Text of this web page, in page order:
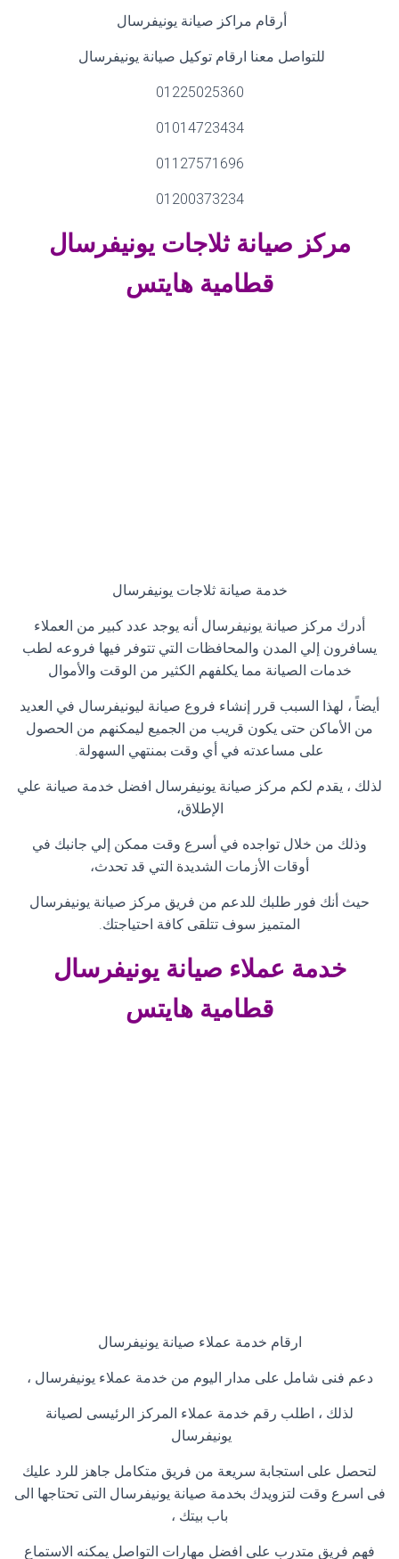
أرقام مراكز صيانة يونيفرسال
للتواصل معنا ارقام توكيل صيانة يونيفرسال
01225025360
01014723434
01127571696
01200373234
مركز صيانة ثلاجات يونيفرسال
قطامية هايتس
خدمة صيانة ثلاجات يونيفرسال
أدرك مركز صيانة يونيفرسال أنه يوجد عدد كبير من العملاء
يسافرون إلي المدن والمحافظات التي تتوفر فيها فروعه لطب
خدمات الصيانة مما يكلفهم الكثير من الوقت والأموال
أيضاً ، لهذا السبب قرر إنشاء فروع صيانة ليونيفرسال في العديد
من الأماكن حتى يكون قريب من الجميع ليمكنهم من الحصول
على مساعدته في أي وقت بمنتهي السهولة
لذلك ، يقدم لكم مركز صيانة يونيفرسال افضل خدمة صيانة علي
الإطلاق،
وذلك من خلال تواجده في أسرع وقت ممكن إلي جانبك في
أوقات الأزمات الشديدة التي قد تحدث،
حيث أنك فور طلبك للدعم من فريق مركز صيانة يونيفرسال
المتميز سوف تتلقى كافة احتياجتك
خدمة عملاء صيانة يونيفرسال
قطامية هايتس
ارقام خدمة عملاء صيانة يونيفرسال
دعم فنى شامل على مدار اليوم من خدمة عملاء يونيفرسال ،
لذلك ، اطلب رقم خدمة عملاء المركز الرئيسى لصيانة
يونيفرسال
لتحصل على استجابة سريعة من فريق متكامل جاهز للرد عليك
فى اسرع وقت لتزويدك بخدمة صيانة يونيفرسال التى تحتاجها الى
باب بيتك ،
فهم فريق متدرب على افضل مهارات التواصل يمكنه الاستماع